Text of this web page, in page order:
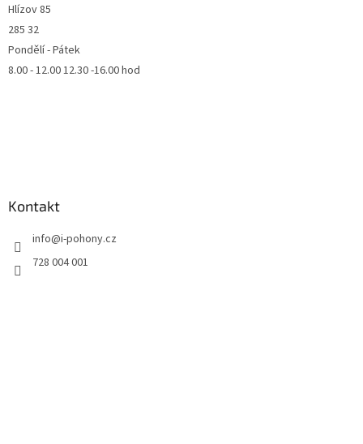
Hlízov 85
285 32
Pondělí - Pátek
8.00 - 12.00 12.30 -16.00 hod
Kontakt
info@i-pohony.cz
728 004 001